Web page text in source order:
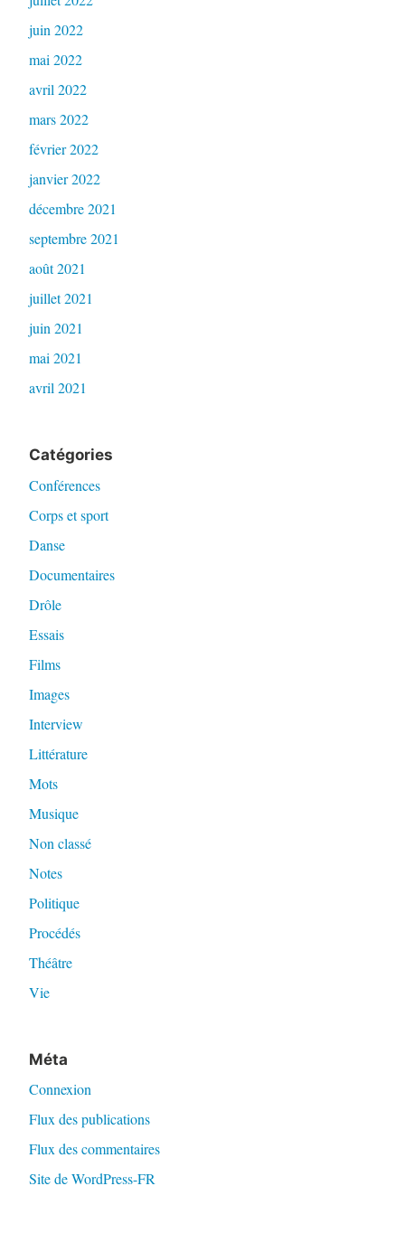
juin 2022
mai 2022
avril 2022
mars 2022
février 2022
janvier 2022
décembre 2021
septembre 2021
août 2021
juillet 2021
juin 2021
mai 2021
avril 2021
Catégories
Conférences
Corps et sport
Danse
Documentaires
Drôle
Essais
Films
Images
Interview
Littérature
Mots
Musique
Non classé
Notes
Politique
Procédés
Théâtre
Vie
Méta
Connexion
Flux des publications
Flux des commentaires
Site de WordPress-FR